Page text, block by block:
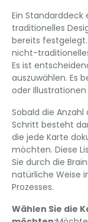
Ein Standarddeck
traditionelles
bereits
nicht-
Es ist
auszuwählen. Es
oder
Sobald die
Schritt besteht
die jede Karte
möchten. Diese
Sie durch die
natürliche Weise
Prozesses.
Wählen Sie die